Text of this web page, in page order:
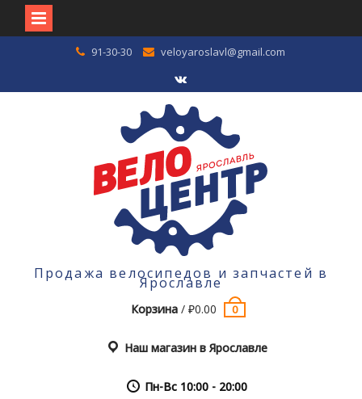
91-30-30 veloyaroslavl@gmail.com
VK
Продажа велосипедов и запчастей в
Ярославле
Корзина /₽0.00 0
Наш магазин в Ярославле
Пн-Вс 10:00 - 20:00